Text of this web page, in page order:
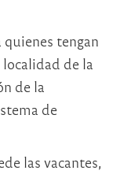
tengan
de la
de la
de
las vacantes,